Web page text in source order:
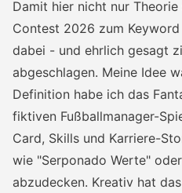
Damit hier nicht nur
Contest 2026 zum Keyword
dabei - und ehrlich gesagt
abgeschlagen. Meine Idee
Definition habe ich das
fiktiven Fußballmanager-
Card, Skills und Karriere-
wie "Serponado Werte"
abzudecken. Kreativ hat